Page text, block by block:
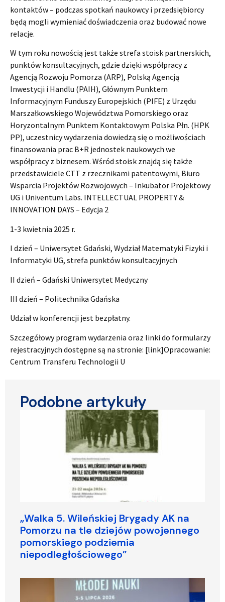
Podobne artykuły
„Walka 5. Wileńskiej Brygady AK na
Pomorzu na tle dziejów powojennego
pomorskiego podziemia
niepodległościowego”
kontaktów – podczas spotkań naukowcy i przedsiębiorcy
będą mogli wymieniać doświadczenia oraz budować nowe
relacje.
W tym roku nowością jest także strefa stoisk partnerskich,
punktów konsultacyjnych, gdzie dzięki współpracy z
Agencją Rozwoju Pomorza (ARP), Polską Agencją
Inwestycji i Handlu (PAIH), Głównym Punktem
Informacyjnym Funduszy Europejskich (PIFE) z Urzędu
Marszałkowskiego Województwa Pomorskiego oraz
Horyzontalnym Punktem Kontaktowym Polska Płn. (HPK
PP), uczestnicy wydarzenia dowiedzą się o możliwościach
finansowania prac B+R jednostek naukowych we
współpracy z biznesem. Wśród stoisk znajdą się także
przedstawiciele CTT z rzecznikami patentowymi, Biuro
Wsparcia Projektów Rozwojowych – Inkubator Projektowy
UG i Univentum Labs. INTELLECTUAL PROPERTY &
INNOVATION DAYS – Edycja 2
1-3 kwietnia 2025 r.
I dzień – Uniwersytet Gdański, Wydział Matematyki Fizyki i
Informatyki UG, strefa punktów konsultacyjnych
II dzień – Gdański Uniwersytet Medyczny
III dzień – Politechnika Gdańska
Udział w konferencji jest bezpłatny.
Szczegółowy program wydarzenia oraz linki do formularzy
rejestracyjnych dostępne są na stronie: [link]Opracowanie:
Centrum Transferu Technologii U